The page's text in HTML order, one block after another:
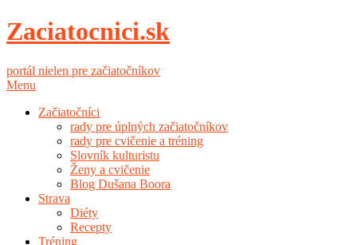
Zaciatocnici.sk
portál nielen pre začiatočníkov
Menu
Začiatočníci
rady pre úplných začiatočníkov
rady pre cvičenie a tréning
Slovník kulturistu
Ženy a cvičenie
Blog Dušana Boora
Strava
Diéty
Recepty
Tréning